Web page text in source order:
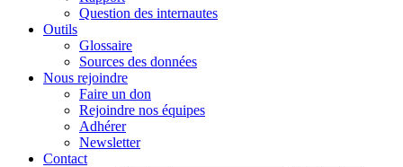
Question des internautes
Outils
Glossaire
Sources des données
Nous rejoindre
Faire un don
Rejoindre nos équipes
Adhérer
Newsletter
Contact